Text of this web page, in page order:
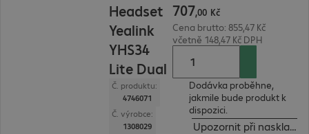
Headset
Yealink
YHS34
Lite Dual
Č. produktu:
4746071
Č. výrobce:
1308029
707,00 Kč
Cena brutto: 855,47 Kč
včetně 148,47 Kč DPH
Dodávka proběhne,
jakmile bude produkt k
dispozici.
Upozornit při